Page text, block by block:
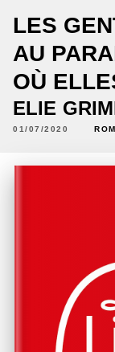
LES
AU
OÙ
ELIE
01/07/2020